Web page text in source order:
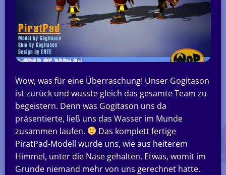
Wow, was für eine Überraschung! Unser Gogitason
ist zurück und wusste gleich das gesamte Team zu
begeistern. Denn was Gogitason uns da
präsentierte, ließ uns das Wasser im Munde
zusammen laufen.
Das komplett fertige
PiratPad-Modell wurde uns, wie aus heiterem
Himmel, unter die Nase gehalten. Etwas, womit im
Grunde niemand mehr von uns gerechnet hatte.